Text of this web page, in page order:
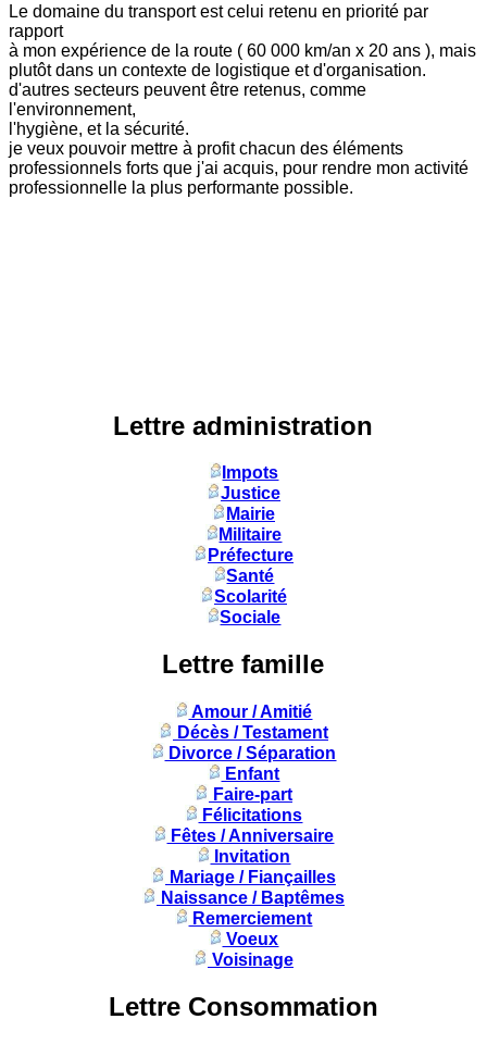
Le domaine du transport est celui retenu en priorité par
rapport
à mon expérience de la route ( 60 000 km/an x 20 ans ), mais
plutôt dans un contexte de logistique et d'organisation.
d'autres secteurs peuvent être retenus, comme
l'environnement,
l'hygiène, et la sécurité.
je veux pouvoir mettre à profit chacun des éléments
professionnels forts que j'ai acquis, pour rendre mon activité
professionnelle la plus performante possible.
Lettre administration
Impots
Justice
Mairie
Militaire
Préfecture
Santé
Scolarité
Sociale
Lettre famille
Amour / Amitié
Décès / Testament
Divorce / Séparation
Enfant
Faire-part
Félicitations
Fêtes / Anniversaire
Invitation
Mariage / Fiançailles
Naissance / Baptêmes
Remerciement
Voeux
Voisinage
Lettre Consommation